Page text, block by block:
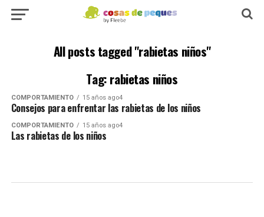
All posts tagged "rabietas niños"
Tag: rabietas niños
COMPORTAMIENTO 15 años ago4
Consejos para enfrentar las rabietas de los niños
COMPORTAMIENTO 15 años ago4
Las rabietas de los niños